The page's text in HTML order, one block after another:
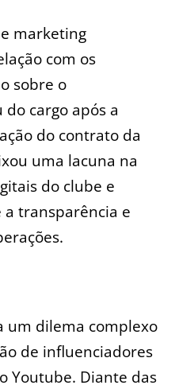
marketing
com os
sobre o
do cargo após a
do contrato da
uma lacuna na
do clube e
transparência e
um dilema complexo
de influenciadores
Youtube. Diante das